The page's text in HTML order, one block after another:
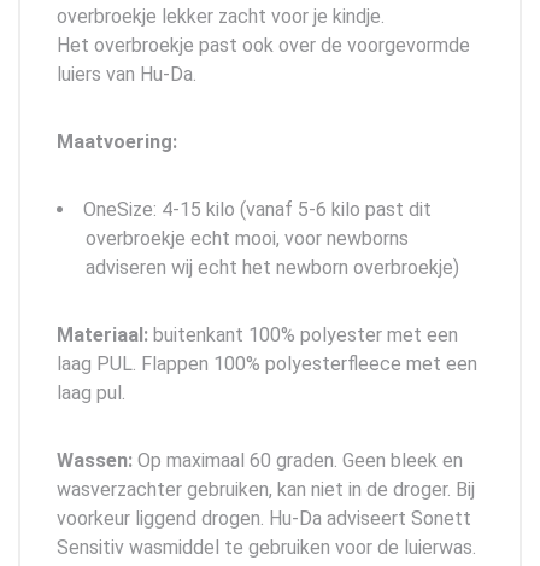
overbroekje lekker zacht voor je kindje.
Het overbroekje past ook over de voorgevormde
luiers van Hu-Da.
Maatvoering:
OneSize: 4-15 kilo (vanaf 5-6 kilo past dit
overbroekje echt mooi, voor newborns
adviseren wij echt het newborn overbroekje)
Materiaal: buitenkant 100% polyester met een
laag PUL. Flappen 100% polyesterfleece met een
laag pul.
Wassen: Op maximaal 60 graden. Geen bleek en
wasverzachter gebruiken, kan niet in de droger. Bij
voorkeur liggend drogen. Hu-Da adviseert Sonett
Sensitiv wasmiddel te gebruiken voor de luierwas.